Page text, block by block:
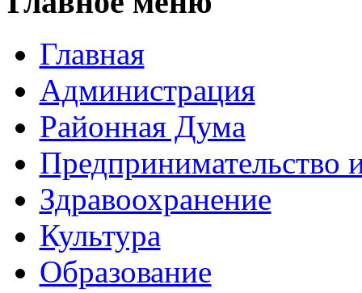
Главная
Администрация
Районная Дума
Предпринимательство
Здравоохранение
Культура
Образование